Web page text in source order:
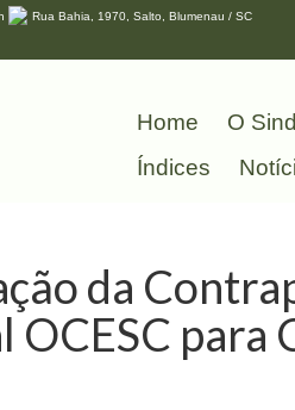
Rua Bahia, 1970, Salto, Blumenau / SC
Home O
Índices
da
para